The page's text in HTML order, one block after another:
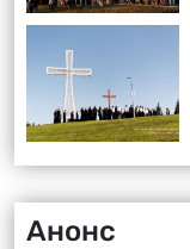
Анонс